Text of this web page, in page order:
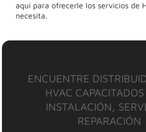
aquí para ofrecerle los servicios de
necesita.
ENCUENTRE
HVAC
INSTALACIÓN,
REPARACIÓN